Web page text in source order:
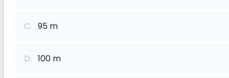
C. 95 m
D. 100 m